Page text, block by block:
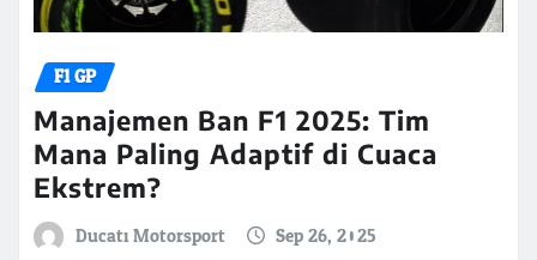
F1 GP
Manajemen Ban F1 2025: Tim
Mana Paling Adaptif di Cuaca
Ekstrem?
Ducati Motorsport Sep 26, 2025